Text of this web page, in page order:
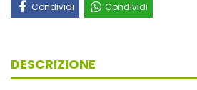
Condividi Condividi
DESCRIZIONE